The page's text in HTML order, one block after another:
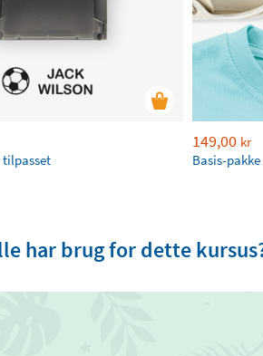
149,00 kr
Basis-pakke
har brug for dette